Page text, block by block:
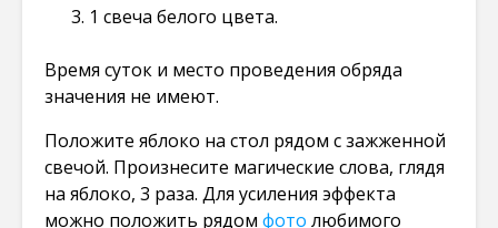
1 свеча белого цвета.
Время суток и место проведения обряда
значения не имеют.
Положите яблоко на стол рядом с зажженной
свечой. Произнесите магические слова, глядя
на яблоко, 3 раза. Для усиления эффекта
можно положить рядом фото любимого